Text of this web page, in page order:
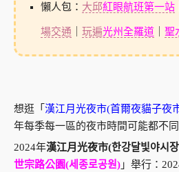
懶人包： 大邱紅眼航班第一站｜
場交通 玩遍光州全羅道｜ 聖
想逛「 漢江月光夜市(首爾夜貓子夜
年每季每一區的夜市時間可能都不同
2024年漢江月光夜市(한강달빛야시
世宗路公園(세종로공원) 」舉行：